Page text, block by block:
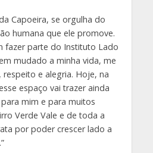
Capoeira, se orgulha do
humana que ele promove.
fazer parte do Instituto Lado
mudado a minha vida, me
respeito e alegria. Hoje, na
espaço vai trazer ainda
mim e para muitos
Verde Vale e de toda a
por poder crescer lado a